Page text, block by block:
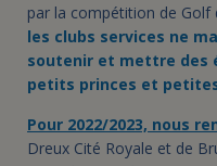
par la compétition de Golf
les clubs services ne
soutenir et mettre des
petits princes et
Pour 2022/2023, nous
Dreux Cité Royale et de